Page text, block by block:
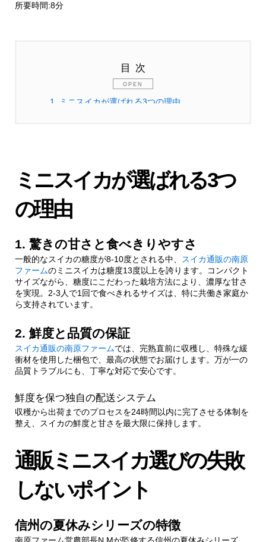
所要時間:8分
目次
1. ミニスイカが選ばれる3つの理由
2. 鮮度と品質の保証
1.2.1.
2.1.信州の夏休みシリーズの特徴
2.2.ミニスイカを楽しむ新しい提案
2.2.1.食卓を彩る活用法
3.健康と美容に嬉しい栄養価
3.1.夏バテ予防に効果的な成分
4.オンラインショップでの購入方法
4.1.お客様の声から生まれた安心保証
ミニスイカが選ばれる3つ
の理由
1. 驚きの甘さと食べきりやすさ
一般的なスイカの糖度が8-10度とされる中、
スイカ通販の南原
ファームのミニスイカは糖度13度以上を誇ります。コンパクト
サイズながら、糖度にこだわった栽培方法により、濃厚な甘さ
を実現。2-3人で1回で食べきれるサイズは、特に共働き家庭か
ら支持されています。
2. 鮮度と品質の保証
スイカ通販の南原ファームでは、完熟直前に収穫し、特殊な緩
衝材を使用した梱包で、最高の状態でお届けします。万が一の
品質トラブルにも、丁寧な対応で安心です。
鮮度を保つ独自の配送システム
収穫から出荷までのプロセスを24時間以内に完了させる体制を
整え、スイカの鮮度と甘さを最大限に保持します。
通販ミニスイカ選びの失敗
しないポイント
信州の夏休みシリーズの特徴
南原ファーム営農部長N.Mが監修する信州の夏休みシリーズ